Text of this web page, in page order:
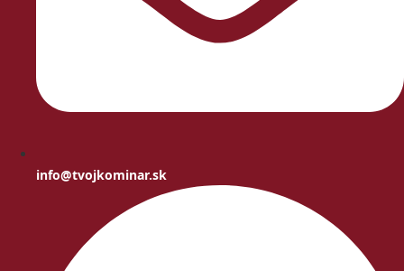
info@tvojkominar.sk